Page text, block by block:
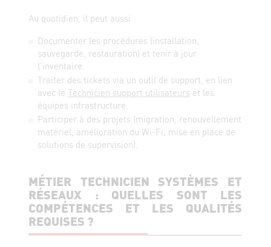
Au quotidien, il peut aussi :
Documenter les procédures (installation,
sauvegarde, restauration) et tenir à jour
l’inventaire.
Traiter des tickets via un outil de support, en lien
avec le Technicien support utilisateurs et les
équipes infrastructure.
Participer à des projets (migration, renouvellement
matériel, amélioration du Wi-Fi, mise en place de
solutions de supervision).
MÉTIER TECHNICIEN SYSTÈMES ET
RÉSEAUX : QUELLES SONT LES
COMPÉTENCES ET LES QUALITÉS
REQUISES ?